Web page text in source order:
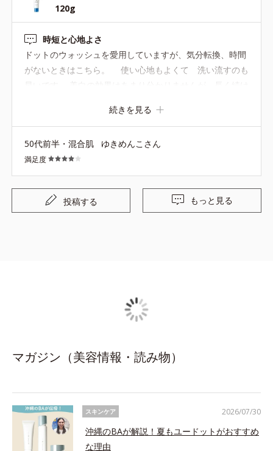
120g
時短と心地よさ
ドットのウォッシュを愛用していますが、気分転換、時間
がないときはこちら。 使い心地もよくて 洗い流すのも
早いです。 美白の効果はあまり分かりませんが 長く続け
続きを見る
50代前半・混合肌 ゆきめんこさん
満足度
投稿する もっと見る
マガジン（美容情報・読み物）
スキンケア
沖縄のBAが解説！夏もユードットがおすすめ
な理由
2026/07/30